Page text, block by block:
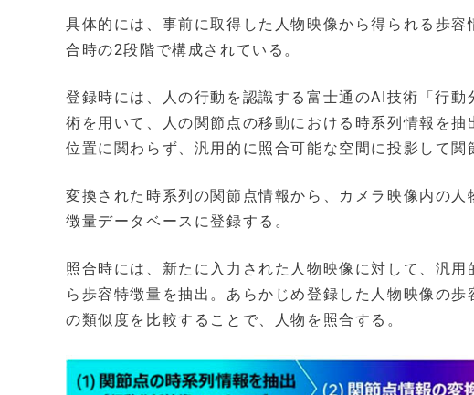
具体的には、事前に取得した人物映像から得られる歩
合時の2段階で構成されている。
登録時には、人の行動を認識する富士通のAI技術「行
術を用いて、人の関節点の移動における時系列情報を
位置に関わらず、汎用的に照合可能な空間に投影して関
変換された時系列の関節点情報から、カメラ映像内の
徴量データベースに登録する。
照合時には、新たに入力された人物映像に対して、汎
ら歩容特徴量を抽出。あらかじめ登録した人物映像の
の類似度を比較することで、人物を照合する。